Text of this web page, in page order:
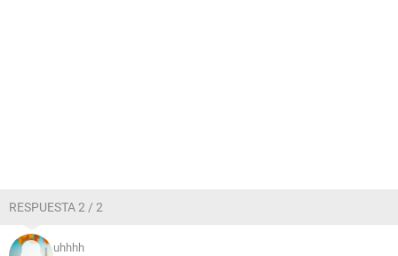
RESPUESTA 2 / 2
uhhhh